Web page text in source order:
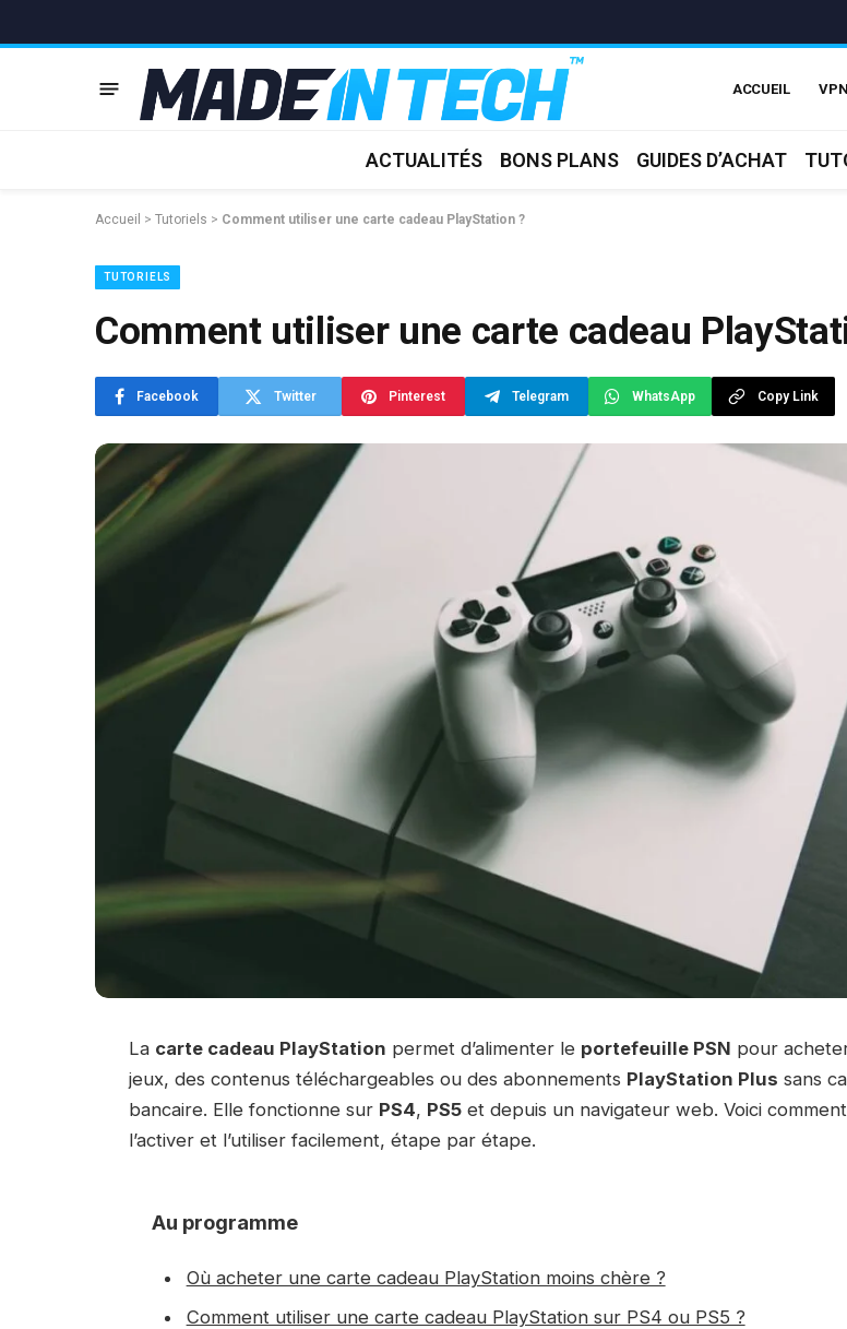
ACCUEIL VPN
ACTUALITÉS BONS PLANS GUIDES D’ACHAT
Accueil > Tutoriels > Comment utiliser une carte cadeau PlayStation ?
TUTORIELS
Comment utiliser une carte cadeau
Facebook Twitter Pinterest Telegram WhatsApp Copy Link
La carte cadeau PlayStation permet d’alimenter le portefeuille PSN pour
jeux, des contenus téléchargeables ou des abonnements PlayStation Plus sans
bancaire. Elle fonctionne sur PS4, PS5et depuis un navigateur web. Voici comment
l’activer et l’utiliser facilement, étape par étape.
Au programme
Où acheter une carte cadeau PlayStation moins chère ?
Comment utiliser une carte cadeau PlayStation sur PS4 ou PS5 ?